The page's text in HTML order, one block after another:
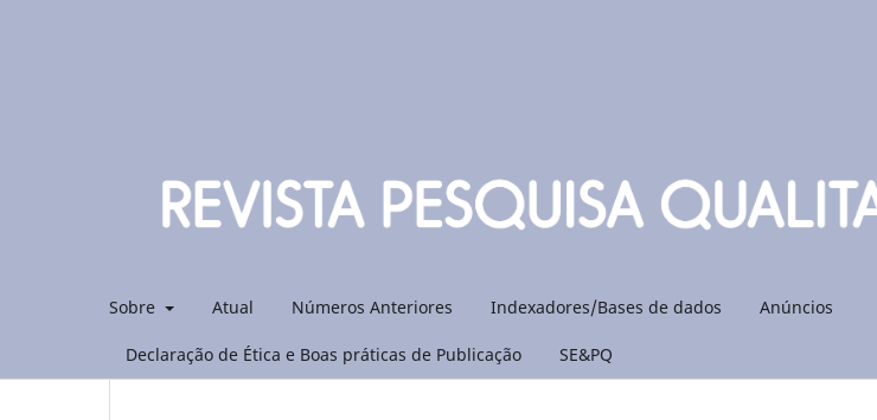
Sobre Atual Números Anteriores Indexadores/Bases de dados Anúncios
Declaração de Ética e Boas práticas de Publicação SE&PQ